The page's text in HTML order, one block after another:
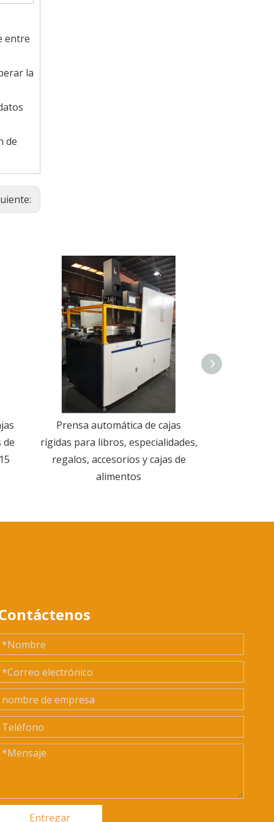
entre
la
de
de
Prensa automática de cajas
rígidas para libros, especialidades,
regalos, accesorios y cajas de
alimentos
Entregar